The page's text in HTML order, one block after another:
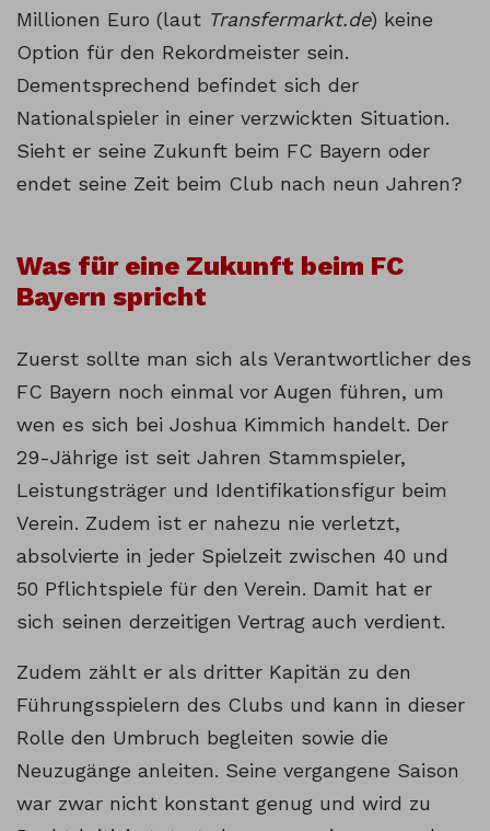
Millionen Euro (laut Transfermarkt.de) keine
Option für den Rekordmeister sein.
Dementsprechend befindet sich der
Nationalspieler in einer verzwickten Situation.
Sieht er seine Zukunft beim FC Bayern oder
endet seine Zeit beim Club nach neun Jahren?
Was für eine Zukunft beim FC
Bayern spricht
Zuerst sollte man sich als Verantwortlicher des
FC Bayern noch einmal vor Augen führen, um
wen es sich bei Joshua Kimmich handelt. Der
29-Jährige ist seit Jahren Stammspieler,
Leistungsträger und Identifikationsfigur beim
Verein. Zudem ist er nahezu nie verletzt,
absolvierte in jeder Spielzeit zwischen 40 und
50 Pflichtspiele für den Verein. Damit hat er
sich seinen derzeitigen Vertrag auch verdient.
Zudem zählt er als dritter Kapitän zu den
Führungsspielern des Clubs und kann in dieser
Rolle den Umbruch begleiten sowie die
Neuzugänge anleiten. Seine vergangene Saison
war zwar nicht konstant genug und wird zu